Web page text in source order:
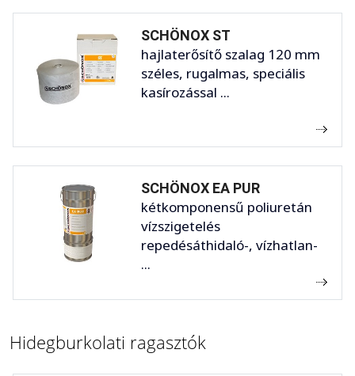
SCHÖNOX ST
hajlaterősítő szalag 120 mm
széles, rugalmas, speciális
kasírozással ...
SCHÖNOX EA PUR
kétkomponensű poliuretán
vízszigetelés
repedésáthidaló-, vízhatlan-
...
Hidegburkolati ragasztók